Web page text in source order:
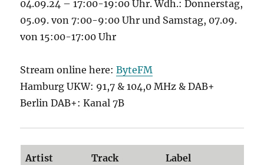
04.09.24 – 17:00-19:00 Uhr. Wdh.: Donnerstag,
05.09. von 7:00-9:00 Uhr und Samstag, 07.09.
von 15:00-17:00 Uhr
Stream online here:ByteFM
Hamburg UKW: 91,7 & 104,0 MHz & DAB+
Berlin DAB+: Kanal 7B
Artist Track Label